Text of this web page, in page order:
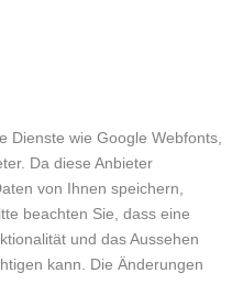
Dienste wie Google Webfonts,
Da diese Anbieter
von Ihnen speichern,
beachten Sie, dass eine
und das Aussehen
kann. Die Änderungen